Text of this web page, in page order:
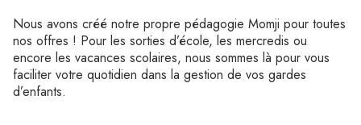
Nous avons créé notre propre pédagogie Momji pour toutes
nos offres ! Pour les sorties d’école, les mercredis ou
encore les vacances scolaires, nous sommes là pour vous
faciliter votre quotidien dans la gestion de vos gardes
d’enfants.